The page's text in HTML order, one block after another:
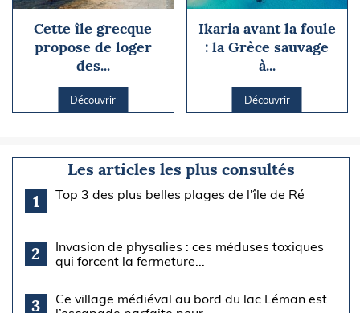
Cette île grecque
propose de loger
des...
Découvrir
Ikaria avant la foule
: la Grèce sauvage
à...
Découvrir
Les articles les plus consultés
1
Top 3 des plus belles plages de l'île de Ré
2
Invasion de physalies : ces méduses toxiques
qui forcent la fermeture...
3
Ce village médiéval au bord du lac Léman est